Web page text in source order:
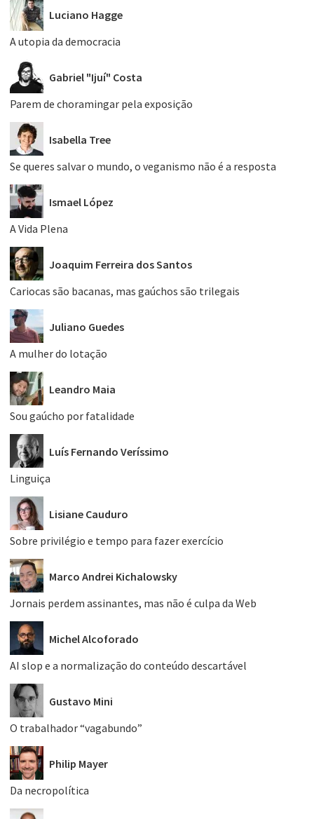
Luciano Hagge
A utopia da democracia
Gabriel "Ijuí" Costa
Parem de choramingar pela exposição
Isabella Tree
Se queres salvar o mundo, o veganismo não é a resposta
Ismael López
A Vida Plena
Joaquim Ferreira dos Santos
Cariocas são bacanas, mas gaúchos são trilegais
Juliano Guedes
A mulher do lotação
Leandro Maia
Sou gaúcho por fatalidade
Luís Fernando Veríssimo
Linguiça
Lisiane Cauduro
Sobre privilégio e tempo para fazer exercício
Marco Andrei Kichalowsky
Jornais perdem assinantes, mas não é culpa da Web
Michel Alcoforado
AI slop e a normalização do conteúdo descartável
Gustavo Mini
O trabalhador “vagabundo”
Philip Mayer
Da necropolítica